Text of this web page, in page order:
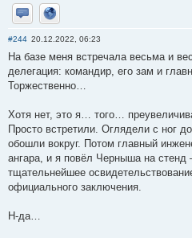
Отправить личное сообщение
Сайт
#244 20.12.2022, 06:23
На базе меня встречала весьма и
делегация: командир, его зам и
Торжественно…
Хотя нет, это я… того…
Просто встретили. Оглядели с ног
обошли вокруг. Потом главный
ангара, и я повёл Черныша на
тщательнейшее
официального заключения.
Н-да…